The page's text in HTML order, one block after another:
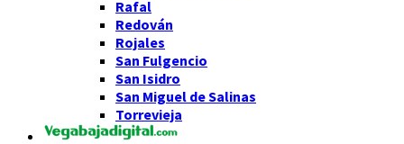
Rafal
Redován
Rojales
San Fulgencio
San Isidro
San Miguel de Salinas
Torrevieja